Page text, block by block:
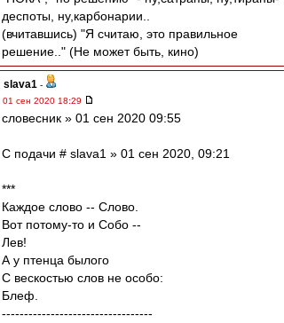
деспоты, ну,карбонарии..
(вчитавшись) "Я считаю, это правильное
решение.." (Не может быть, кино)
slava1 -
01 сен 2020 18:29
словесник » 01 сен 2020 09:55
С подачи # slava1 » 01 сен 2020, 09:21
***
Каждое слово -- Слово.
Вот потому-то и Собо --
Лев!
А у птенца былого
С вескостью слов не особо:
Блеф.
----------------------------------